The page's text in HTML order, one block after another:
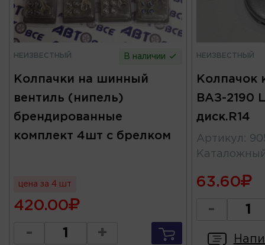
НЕИЗВЕСТНЫЙ В наличии
Колпачки на шинный
вентиль (нипель)
брендированные
комплект 4шт с брелком
цена за 4 шт
420.00
- +
НЕИЗВЕСТНЫЙ
Колпачок
ВАЗ-2190
диск.R14
Артикул :
63.60
-